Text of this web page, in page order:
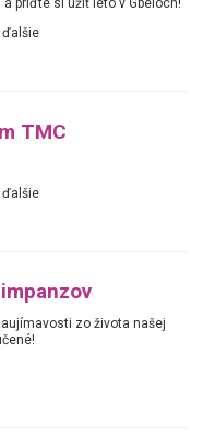
príďte si užiť leto v Gbeloch!
ďalšie
TMC
ďalšie
zo života našej